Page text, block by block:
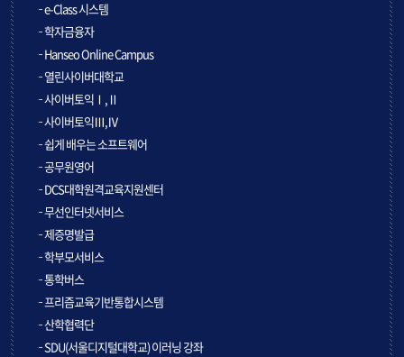
e-Class 시스템
학자금융자
Hanseo Online Campus
열린사이버대학교
사이버토익Ⅰ,Ⅱ
사이버토익Ⅲ,Ⅳ
쉽게 배우는 소프트웨어
공무원영어
DCS대학원격교육지원센터
무선인터넷서비스
제증명발급
학부모서비스
통학버스
프리즘교육기반통합시스템
산학협력단
SDU(서울디지털대학교) 이러닝 강좌